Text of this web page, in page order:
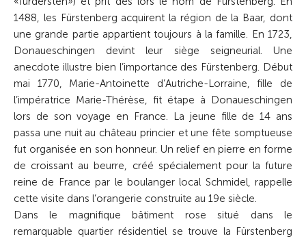
1488, les Fürstenberg acquirent la région de la Baar, dont
une grande partie appartient toujours à la famille. En 1723,
Donaueschingen devint leur siège seigneurial. Une
anecdote illustre bien l’importance des Fürstenberg. Début
mai 1770, Marie-Antoinette d’Autriche-Lorraine, fille de
l’impératrice Marie-Thérèse, fit étape à Donaueschingen
lors de son voyage en France. La jeune fille de 14 ans
passa une nuit au château princier et une fête somptueuse
fut organisée en son honneur. Un relief en pierre en forme
de croissant au beurre, créé spécialement pour la future
reine de France par le boulanger local Schmidel, rappelle
cette visite dans l’orangerie construite au 19e siècle.
Dans le magnifique bâtiment rose situé dans le
remarquable quartier résidentiel se trouve la Fürstenberg